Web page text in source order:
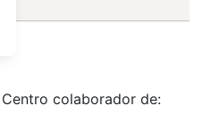
Centro colaborador de: